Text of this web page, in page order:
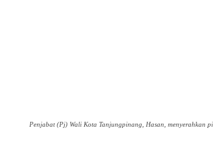
Penjabat (Pj) Wali Kota Tanjungpinang, Hasan, menyerahkan